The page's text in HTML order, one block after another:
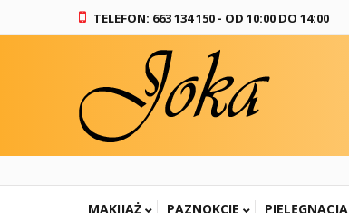
TELEFON: 663 134 150 - OD 10:00 DO 14:00
MAKIJAŻ PAZNOKCIE PIELĘGNACJA